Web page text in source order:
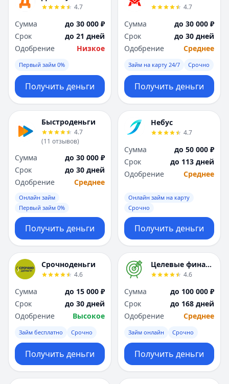
Ульяновск
Хабаровск
Чебоксары
Челябинск
Чита
Я
Ярославль
Вся Россия
Ульяновск
Хабаровск
Чебоксары
Челябинск
Чита
Я
Ярославль
Вся Россия
4.7
Сумма
до 30 000 ₽
Срок
до 21 дней
Одобрение
Низкое
Первый займ 0%
Получить деньги
4.7
Сумма
до 30 000 ₽
Срок
до 30 дней
Одобрение
Среднее
Займ на карту 24/7 Срочно
Получить деньги
Быстроденьги
4.7
(11 отзывов)
Сумма
до 30 000 ₽
Срок
до 30 дней
Одобрение
Среднее
Онлайн займ
Первый займ 0%
Получить деньги
Небус
4.7
Сумма
до 50 000 ₽
Срок
до 113 дней
Одобрение
Среднее
Онлайн займ на карту
Срочно
Получить деньги
Срочноденьги
4.6
Сумма
до 15 000 ₽
Срок
до 30 дней
Одобрение
Высокое
Займ бесплатно Срочно
Получить деньги
Целевые финансы
4.6
Сумма
до 100 000 ₽
Срок
до 168 дней
Одобрение
Среднее
Займ онлайн Срочно
Получить деньги